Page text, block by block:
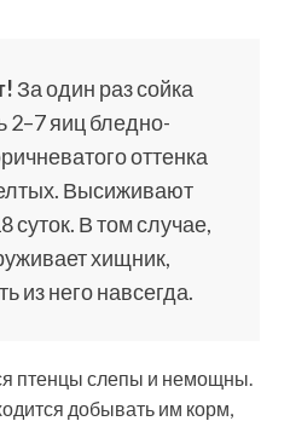
За один раз сойка
2–7 яиц бледно-
оттенка
Высиживают
суток. В том случае,
хищник,
из него навсегда.
птенцы слепы и немощны.
добывать им корм,